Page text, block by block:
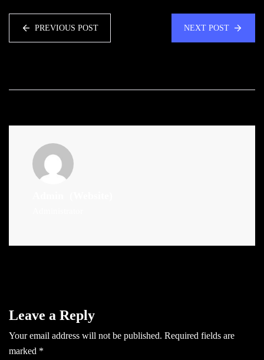
PREVIOUS POST NEXT POST
Leave a Reply
Your email address will not be published. Required fields are
marked *